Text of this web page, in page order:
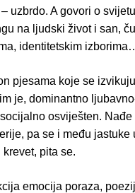
uzbrdo. A govori o
na ljudski život i san,
identitetskim
pjesama koje se
je, dominantno
osviješten.
pa se i među jastuke
pita se.
emocija poraza,